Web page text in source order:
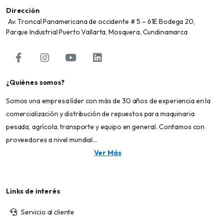
Dirección
Av. Troncal Panamericana de occidente # 5 – 61E Bodega 20,
Parque Industrial Puerto Vallarta, Mosquera, Cundinamarca
¿Quiénes somos?
Somos una empresa líder con más de 30 años de experiencia en la
comercialización y distribución de repuestos para maquinaria
pesada, agrícola, transporte y equipo en general. Contamos con
proveedores a nivel mundial...
Ver Más
Links de interés
Servicio al cliente